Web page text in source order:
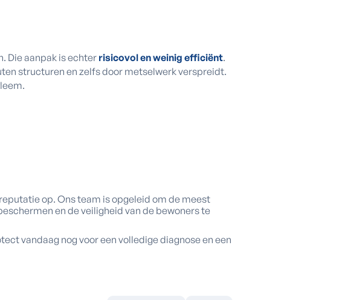
Die aanpak is echter risicovol en weinig efficiënt.
structuren en zelfs door metselwerk verspreidt.
op. Ons team is opgeleid om de meest
en de veiligheid van de bewoners te
vandaag nog voor een volledige diagnose en een